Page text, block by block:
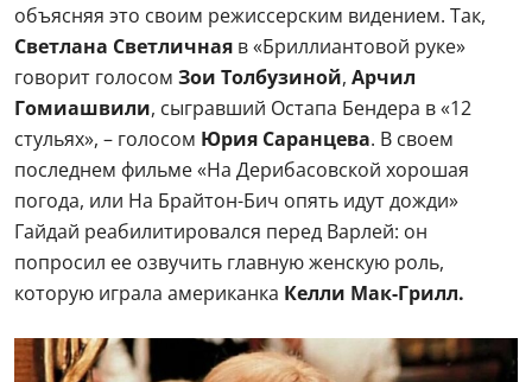
объясняя это своим режиссерским видением. Так,
Светлана Светличная в «Бриллиантовой руке»
говорит голосом Зои Толбузиной, Арчил
Гомиашвили, сыгравший Остапа Бендера в «12
стульях», – голосом Юрия Саранцева. В своем
последнем фильме «На Дерибасовской хорошая
погода, или На Брайтон-Бич опять идут дожди»
Гайдай реабилитировался перед Варлей: он
попросил ее озвучить главную женскую роль,
которую играла американка Келли Мак-Грилл.